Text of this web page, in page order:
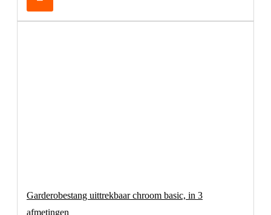
Garderobestang uittrekbaar chroom basic, in 3
afmetingen